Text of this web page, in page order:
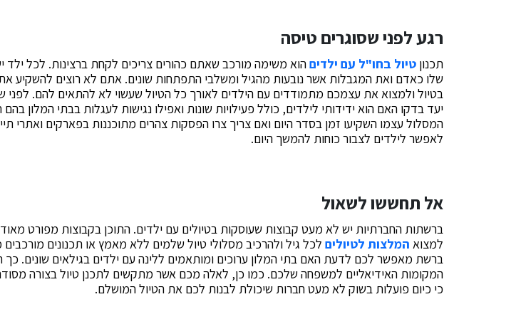
רגע לפני שסוגרים טיסה
תכנון טיול בחו"ל עם ילדיםהוא משימה מורכב שאתם כהורים צריכים לקחת ברצינות. לכל ילד
שלו כאדם ואת המגבלות אשר נובעות מהגיל ומשלבי התפתחות שונים. אתם לא רוצים להשקיע
בטיול ולמצוא את עצמכם מתמודדים עם הילדים לאורך כל הטיול שעשוי לא להתאים להם. לפני
יעד בדקו האם הוא ידידותי לילדים, כולל פעילויות שונות ואפילו נגישות לעגלות בבתי המלון בהם
המסלול עצמו השקיעו זמן בסדר היום ואם צריך צרו הפסקות צהרים מתוכננות בפארקים ואתרי
לאפשר לילדים לצבור כוחות להמשך היום.
אל תחששו לשאול
ברשתות החברתיות יש לא מעט קבוצות שעוסקות בטיולים עם ילדים. התוכן בקבוצות מפורט מאוד
למצוא המלצות לטיולים לכל גיל ולהרכיב מסלולי טיול שלמים ללא מאמץ או תכנונים
ברשת מאפשר לכם לדעת האם בתי המלון ערוכים ומותאמים ללינה עם ילדים בגילאים שונים. כך
המקומות האידיאליים למשפחה שלכם. כמו כן, לאלה מכם אשר מתקשים לתכנן טיול בצורה
כי כיום פועלות בשוק לא מעט חברות שיכולת לבנות לכם את הטיול המושלם.